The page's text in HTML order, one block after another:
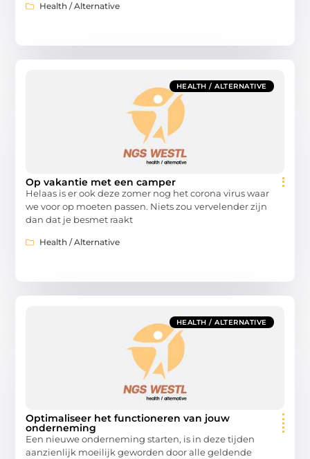
Health / Alternative
HEALTH / ALTERNATIVE
Op vakantie met een camper
Helaas is er ook deze zomer nog het corona virus waar
we voor op moeten passen. Niets zou vervelender zijn
dan dat je besmet raakt
Health / Alternative
HEALTH / ALTERNATIVE
Optimaliseer het functioneren van jouw
onderneming
Een nieuwe onderneming starten, is in deze tijden
aanzienlijk moeilijk geworden door alle geldende